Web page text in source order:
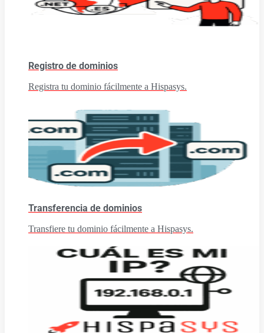
Registro de dominios
Registra tu dominio fácilmente a Hispasys.
Transferencia de dominios
Transfiere tu dominio fácilmente a Hispasys.